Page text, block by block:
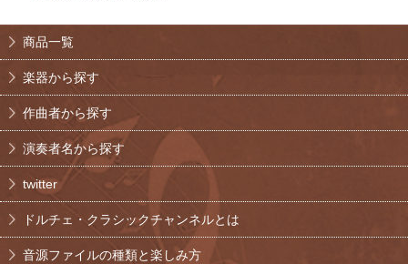
商品一覧
楽器から探す
作曲者から探す
演奏者名から探す
twitter
ドルチェ・クラシックチャンネルとは
音源ファイルの種類と楽しみ方